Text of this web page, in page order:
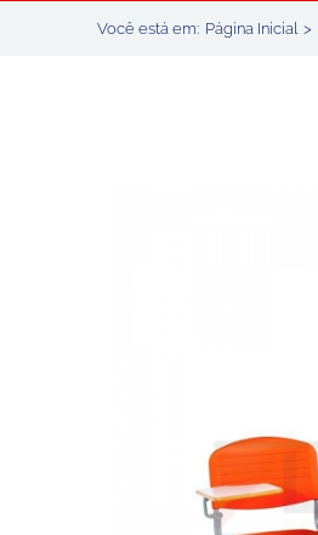
Você está em: Página Inicial >
Conjuntos Coletivos